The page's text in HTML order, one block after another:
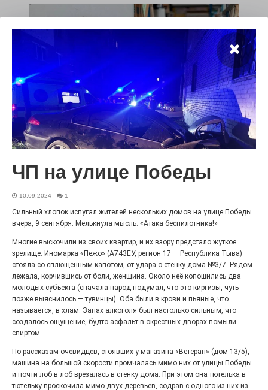
С любовью к истории,
литературе и детям
Электросталь давно зарекомендовала себя
подтвердили наши педагоги.
Чувство Родины — одно на
всех
28.07.2026 0
ЧП на улице Победы
10.09.2024 - 1
Сильный хлопок испугал жителей нескольких домов на улице Победы
вчера, 9 сентября. Мелькнула мысль: «Атака беспилотника!»
Многие выскочили из своих квартир, и их взору предстало жуткое
зрелище. Иномарка «Пежо» (А743ЕУ, регион 17 — Республика Тыва)
стояла со сплющенным капотом, от удара о стенку дома №3/7. Рядом
лежала, корчившись от боли, женщина. Около неё копошились два
молодых субъекта (сначала народ подумал, что это киргизы, чуть
позже выяснилось — тувинцы). Оба были в крови и пьяные, что
называется, в хлам. Запах алкоголя был настолько сильным, что
создалось ощущение, будто асфальт в окрестных дворах помыли
спиртом.
По рассказам очевидцев, стоявших у магазина «Ветеран» (дом 13/5),
машина на большой скорости промчалась мимо них от улицы Победы
и почти лоб в лоб врезалась в стенку дома. При этом она тютелька в
тютельку проскочила мимо двух деревьев, содрав с одного из них из